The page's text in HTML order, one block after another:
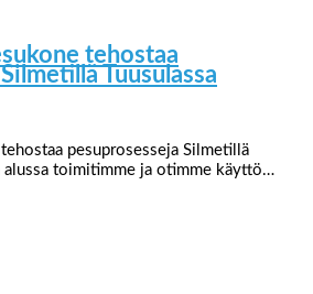
tehostaa
Tuusulassa
pesuprosesseja Silmetillä
alussa toimitimme ja otimme käyttö…